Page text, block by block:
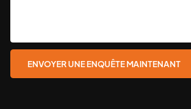
ENVOYER UNE ENQUÊTE MAINTENANT